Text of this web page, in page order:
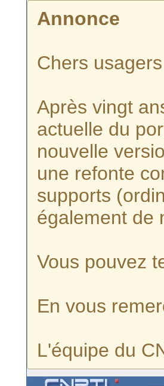
Annonce
Chers
Après vingt
actuelle du
nouvelle
une refonte
supports
également de
Vous pouvez
En vous
L'équipe du